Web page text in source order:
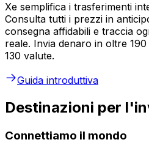
Xe semplifica i trasferimenti
Consulta tutti i prezzi in
consegna affidabili e traccia
reale. Invia denaro in oltre
130 valute.
Guida introduttiva
Destinazioni per
Connettiamo il mondo